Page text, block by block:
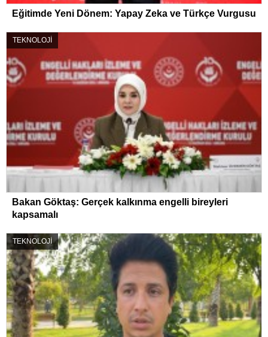
Eğitimde Yeni Dönem: Yapay Zeka ve Türkçe Vurgusu
TEKNOLOJİ
Bakan Göktaş: Gerçek kalkınma engelli bireyleri
kapsamalı
TEKNOLOJİ